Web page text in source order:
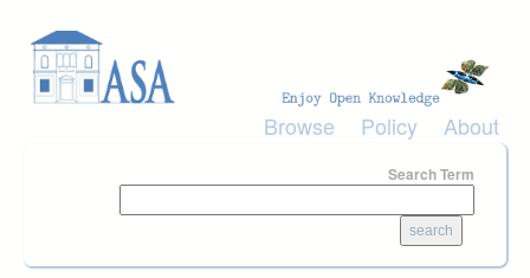
Browse Policy About
Search Term